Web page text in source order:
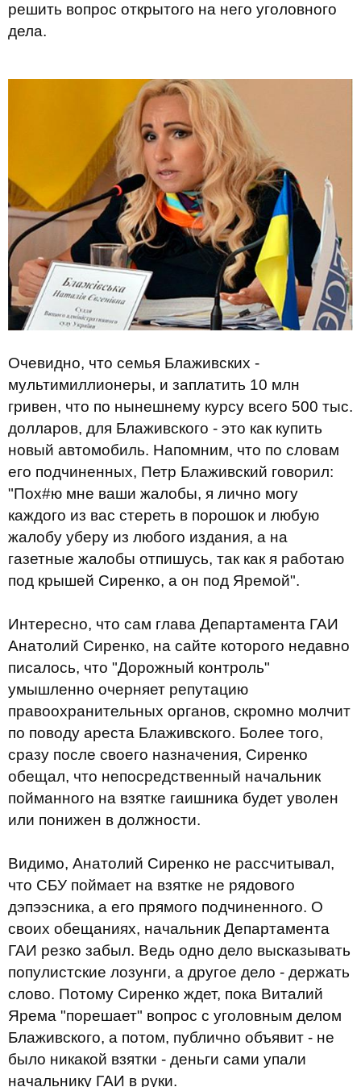
решить вопрос открытого на него уголовного
дела.
Очевидно, что семья Блаживских -
мультимиллионеры, и заплатить 10 млн
гривен, что по нынешнему курсу всего 500 тыс.
долларов, для Блаживского - это как купить
новый автомобиль. Напомним, что по словам
его подчиненных, Петр Блаживский говорил:
"Пох#ю мне ваши жалобы, я лично могу
каждого из вас стереть в порошок и любую
жалобу уберу из любого издания, а на
газетные жалобы отпишусь, так как я работаю
под крышей Сиренко, а он под Яремой".
Интересно, что сам глава Департамента ГАИ
Анатолий Сиренко, на сайте которого недавно
писалось, что "Дорожный контроль"
умышленно очерняет репутацию
правоохранительных органов, скромно молчит
по поводу ареста Блаживского. Более того,
сразу после своего назначения, Сиренко
обещал, что непосредственный начальник
пойманного на взятке гаишника будет уволен
или понижен в должности.
Видимо, Анатолий Сиренко не рассчитывал,
что СБУ поймает на взятке не рядового
дэпээсника, а его прямого подчиненного. О
своих обещаниях, начальник Департамента
ГАИ резко забыл. Ведь одно дело высказывать
популистские лозунги, а другое дело - держать
слово. Потому Сиренко ждет, пока Виталий
Ярема "порешает" вопрос с уголовным делом
Блаживского, а потом, публично объявит - не
было никакой взятки - деньги сами упали
начальнику ГАИ в руки.